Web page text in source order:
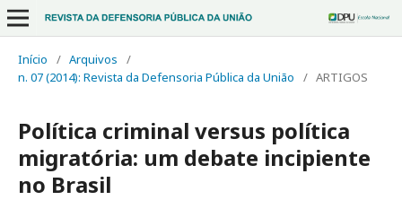
Início / Arquivos
/
n. 07 (2014): Revista da Defensoria Pública da União
/ ARTIGOS
Política criminal versus política
migratória: um debate incipiente
no Brasil